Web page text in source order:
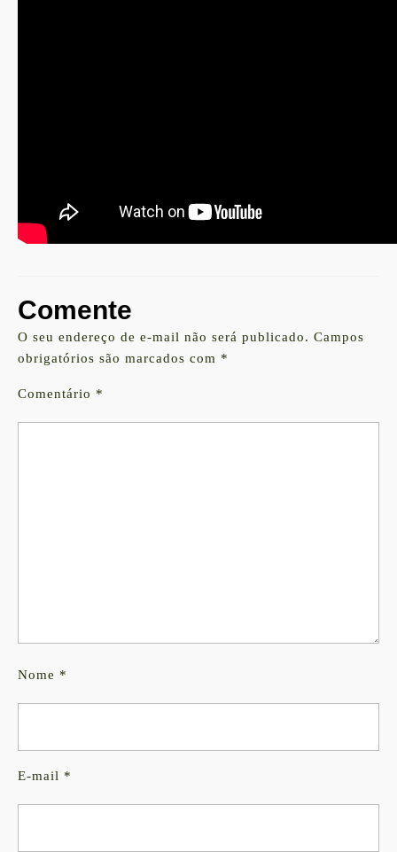
Comente
O seu endereço de e-mail não será publicado. Campos
obrigatórios são marcados com *
Comentário *
Nome *
E-mail *